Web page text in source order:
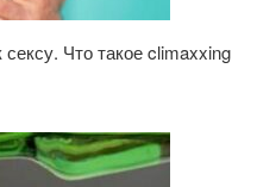
Что такое climaxxing